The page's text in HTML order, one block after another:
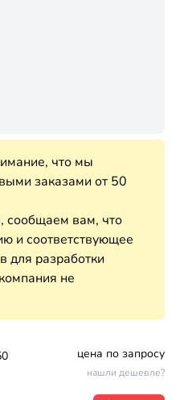
что мы
заказами от 50
сообщаем вам, что
и соответствующее
для разработки
не
цена по запросу
нашли дешевле?